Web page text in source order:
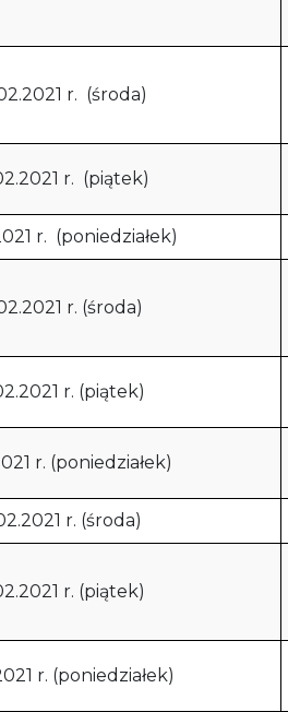
r. (środa)
r. (piątek)
r. (poniedziałek)
r. (środa)
r. (piątek)
r. (poniedziałek)
r. (środa)
r. (piątek)
r. (poniedziałek)